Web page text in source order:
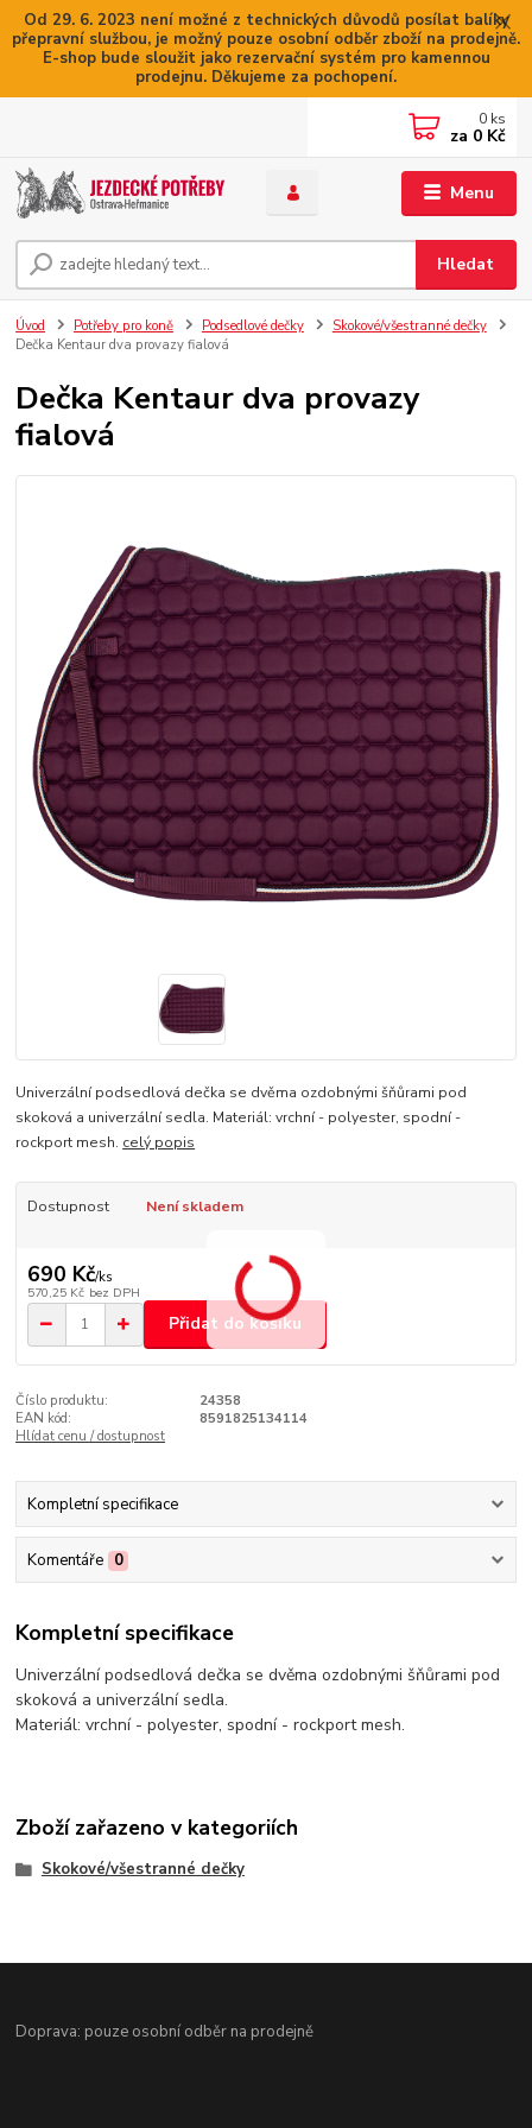
Od 29. 6. 2023 není možné z technických důvodů posílat balíky
přepravní službou, je možný pouze osobní odběr zboží na prodejně.
E-shop bude sloužit jako rezervační systém pro kamennou
prodejnu. Děkujeme za pochopení.
Menu
Hledat
0 ks
za 0 Kč
Úvod Potřeby pro koně Podsedlové dečky
Skokové/všestranné dečky
Dečka Kentaur dva provazy fialová
Dečka Kentaur dva provazy
fialová
Univerzální podsedlová dečka se dvěma ozdobnými šňůrami pod
skoková a univerzální sedla. Materiál: vrchní - polyester, spodní -
rockport mesh. celý popis
Dostupnost Není skladem
690 Kč/ks
570,25 Kč bez DPH
Přidat do košíku
Číslo produktu:
24358
EAN kód:
8591825134114
Hlídat cenu / dostupnost
Kompletní specifikace
Komentáře 0
Kompletní specifikace
Univerzální podsedlová dečka se dvěma ozdobnými šňůrami pod
skoková a univerzální sedla.
Materiál: vrchní - polyester, spodní - rockport mesh.
Zboží zařazeno v kategoriích
Skokové/všestranné dečky
Doprava: pouze osobní odběr na prodejně